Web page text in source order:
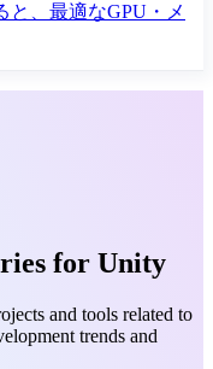
と、最適なGPU・メ
for Unity
and tools related to
trends and